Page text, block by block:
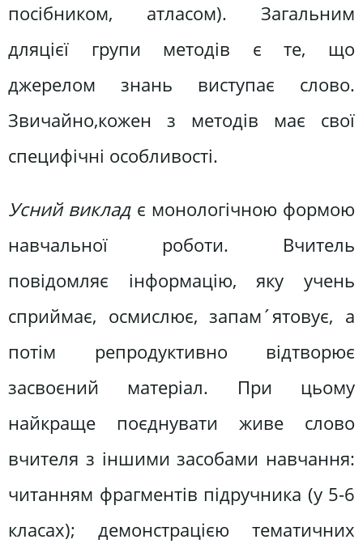
посібником, атласом). Загальним
дляцієї групи методів є те, що
джерелом знань виступає слово.
Звичайно,кожен з методів має свої
специфічні особливості.
Усний виклад є монологічною формою
навчальної роботи. Вчитель
повідомляє інформацію, яку учень
сприймає, осмислює, запам´ятовує, а
потім репродуктивно відтворює
засвоєний матеріал. При цьому
найкраще поєднувати живе слово
вчителя з іншими засобами навчання:
читанням фрагментів підручника (у 5-6
класах); демонстрацією тематичних